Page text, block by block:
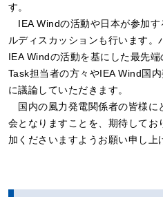
す。
IEA Windの活動や日本が参加
ルディスカッションも行います。
IEA Windの活動を基にした最先端
Task担当者の方々やIEA Wind国
に議論していただきます。
国内の風力発電関係者の皆様
会となりますことを、期待してお
加くださいますようお願い申し上